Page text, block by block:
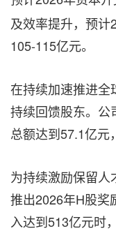
及效率提升，预
105-115亿元。
在持续加速推进全
持续回馈股东。公
总额达到57.1亿元
为持续激励保留
推出2026年H股奖
入达到513亿元时